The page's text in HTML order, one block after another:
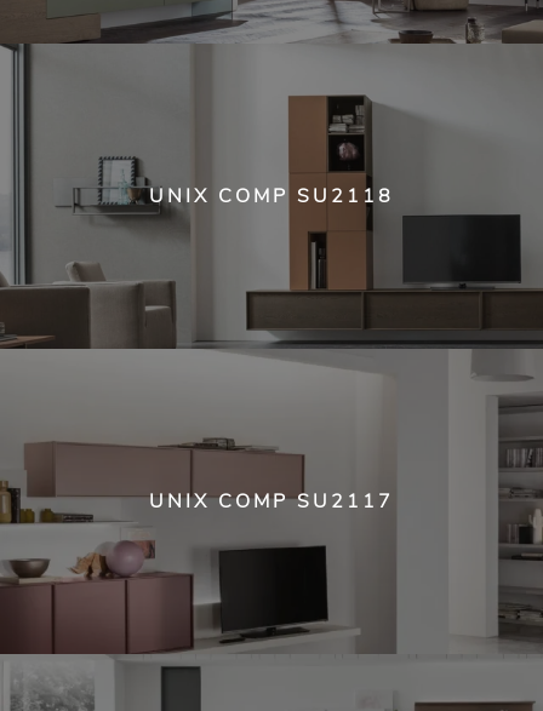
UNIX COMP SU2118
UNIX COMP SU2117